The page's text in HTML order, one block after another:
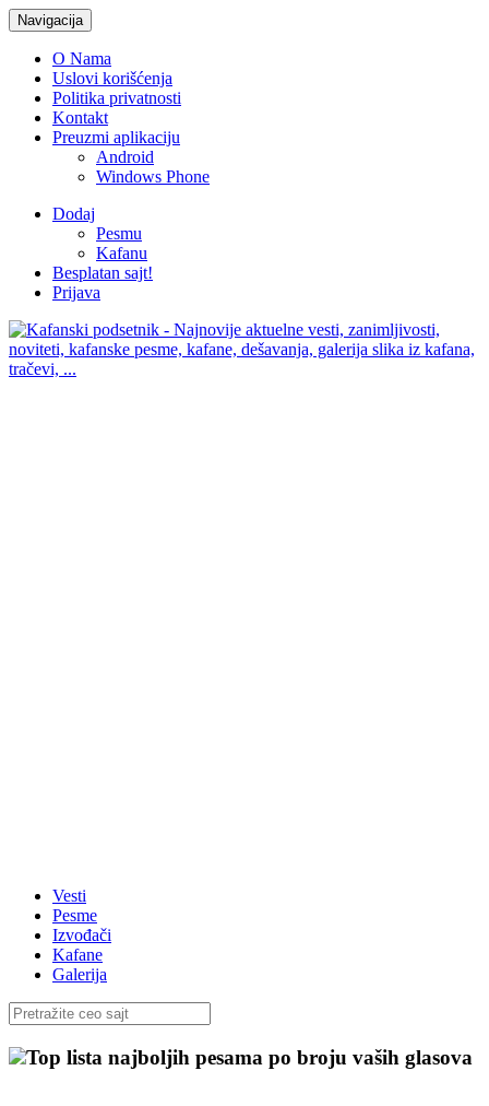
Navigacija
O Nama
Uslovi korišćenja
Politika privatnosti
Kontakt
Preuzmi aplikaciju
Android
Windows Phone
Dodaj
Pesmu
Kafanu
Besplatan sajt!
Prijava
Vesti
Pesme
Izvođači
Kafane
Galerija
Top lista najboljih pesama po broju vaših glasova